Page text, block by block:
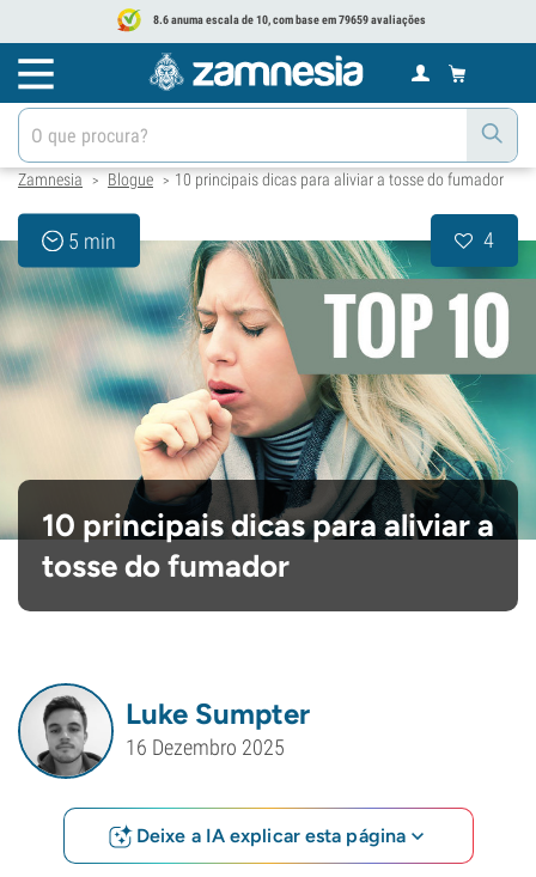
8.6 anuma escala de 10, com base em 79659 avaliações
Zamnesia > Blogue > 10 principais dicas para aliviar a tosse do fumador
5 min 4
10 principais dicas para aliviar a
tosse do fumador
Luke Sumpter
16 Dezembro 2025
Deixe a IA explicar esta página